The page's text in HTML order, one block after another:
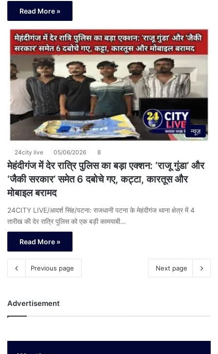
Read More »
न्यूज़
24city live 05/06/2026 8
मेहंदीगंज में देर रात्रि पुलिस का बड़ा एक्शन: ‘राजू गुंडा’ और
‘जैकी सरकार’ समेत 6 दबोचे गए, कट्टा, कारतूस और
मोबाइल बरामद
24CITY LIVE/आदर्श सिंह/पटना: राजधानी पटना के मेहंदीगंज थाना क्षेत्र में 4
तारीख की देर रात्रि पुलिस को एक बड़ी कामयाबी…
Read More »
Previous page Next page
Advertisement